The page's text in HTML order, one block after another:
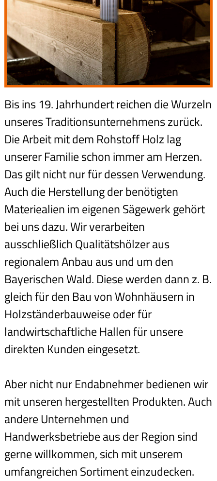
Bis ins 19. Jahrhundert reichen die Wurzeln
unseres Traditionsunternehmens zurück.
Die Arbeit mit dem Rohstoff Holz lag
unserer Familie schon immer am Herzen.
Das gilt nicht nur für dessen Verwendung.
Auch die Herstellung der benötigten
Materiealien im eigenen Sägewerk gehört
bei uns dazu. Wir verarbeiten
ausschließlich Qualitätshölzer aus
regionalem Anbau aus und um den
Bayerischen Wald. Diese werden dann z. B.
gleich für den Bau von Wohnhäusern in
Holzständerbauweise oder für
landwirtschaftliche Hallen für unsere
direkten Kunden eingesetzt.
Aber nicht nur Endabnehmer bedienen wir
mit unseren hergestellten Produkten. Auch
andere Unternehmen und
Handwerksbetriebe aus der Region sind
gerne willkommen, sich mit unserem
umfangreichen Sortiment einzudecken.